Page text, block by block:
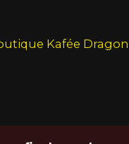
Kafée Dragon